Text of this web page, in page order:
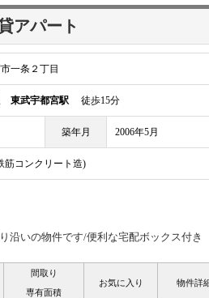
アパート
一条２丁目
東武宇都宮駅 徒歩15分
築年月 2006年5月
筋コンクリート造)
沿いの物件です/便利な宅配ボックス付き
間取り
専有面積
お気に入り 物件詳